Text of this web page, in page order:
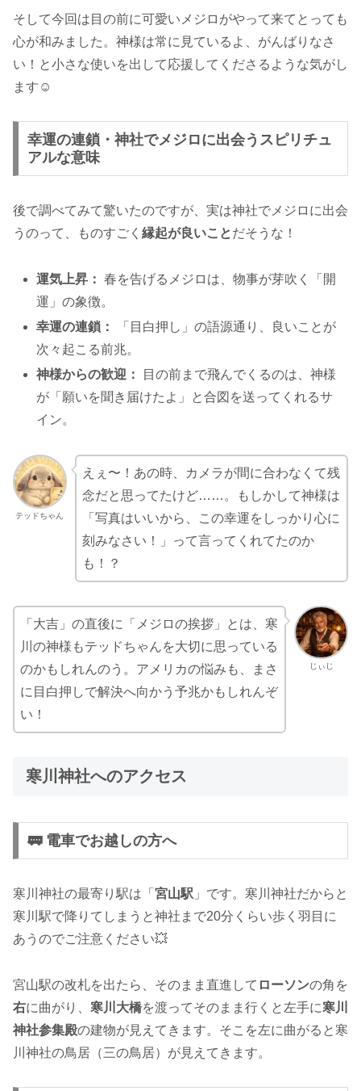
そして今回は目の前に可愛いメジロがやって来てとっても
心が和みました。神様は常に見ているよ、がんばりなさ
い！と小さな使いを出して応援してくださるような気がし
ます☺️
幸運の連鎖・神社でメジロに出会うスピリチュ
アルな意味
後で調べてみて驚いたのですが、実は神社でメジロに出会
うのって、ものすごく 縁起が良いことだそうな！
運気上昇： 春を告げるメジロは、物事が芽吹く「開
運」の象徴。
幸運の連鎖：
「目白押し」の語源通り、良いことが
次々起こる前兆。
神様からの歓迎：
目の前まで飛んでくるのは、神様
が「願いを聞き届けたよ」と合図を送ってくれるサ
イン。
テッドちゃん
えぇ〜！あの時、カメラが間に合わなくて残
念だと思ってたけど……。もしかして神様は
「写真はいいから、この幸運をしっかり心に
刻みなさい！」って言ってくれてたのか
も！？
じぃじ
「大吉」の直後に「メジロの挨拶」とは、寒
川の神様もテッドちゃんを大切に思っている
のかもしれんのう。アメリカの悩みも、まさ
に目白押しで解決へ向かう予兆かもしれんぞ
い！
寒川神社へのアクセス
🚃 電車でお越しの方へ
寒川神社の最寄り駅は「 宮山駅 」です。寒川神社だからと
寒川駅で降りてしまうと神社まで20分くらい歩く羽目に
あうのでご注意ください💥
宮山駅の改札を出たら、そのまま直進して ローソンの角を
右に曲がり、 寒川大橋を渡ってそのまま行くと左手に寒川
神社参集殿の建物が見えてきます。そこを左に曲がると寒
川神社の鳥居（三の鳥居）が見えてきます。